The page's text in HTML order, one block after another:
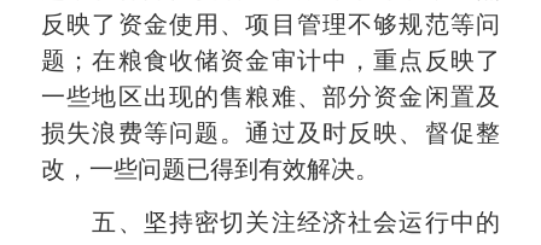
反映了资金使用、项目管理不够规范等问
题；在粮食收储资金审计中，重点反映了
一些地区出现的售粮难、部分资金闲置及
损失浪费等问题。通过及时反映、督促整
改，一些问题已得到有效解决。
五、坚持密切关注经济社会运行中的